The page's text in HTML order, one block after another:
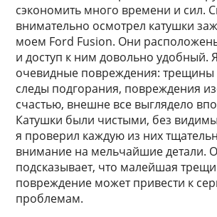
сэкономить много времени и сил.
внимательно осмотрел катушки
моем Ford Fusion. Они
и доступ к ним довольно удобный.
очевидные повреждения: трещины
следы подгорания, повреждения
счастью, внешне все выглядело
Катушки были чистыми, без
я проверил каждую из них
внимание на мельчайшие детали.
подсказывает, что малейшая
повреждение может привести к
проблемам.